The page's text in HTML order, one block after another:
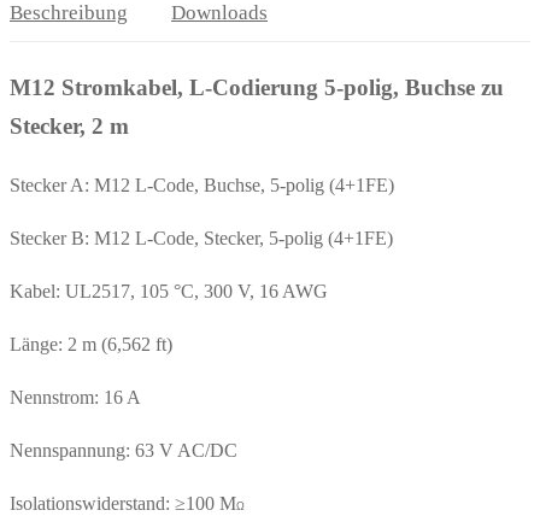
Beschreibung Downloads
M12 Stromkabel, L-Codierung 5-polig, Buchse zu
Stecker, 2 m
Stecker A: M12 L-Code, Buchse, 5-polig (4+1FE)
Stecker B: M12 L-Code, Stecker, 5-polig (4+1FE)
Kabel: UL2517, 105 °C, 300 V, 16 AWG
Länge: 2 m (6,562 ft)
Nennstrom: 16 A
Nennspannung: 63 V AC/DC
Isolationswiderstand: ≥100 MΩ